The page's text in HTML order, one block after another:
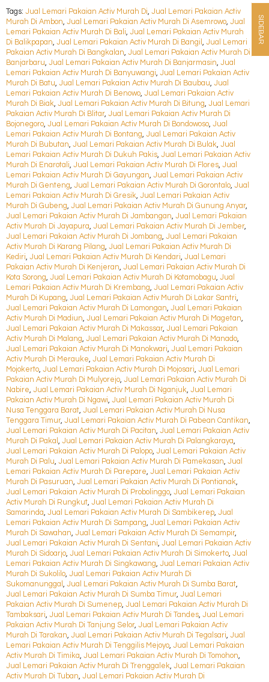
Tags: Jual Lemari Pakaian Activ Murah Di, Jual Lemari Pakaian Activ
Murah Di Ambon, Jual Lemari Pakaian Activ Murah Di Asemrowo, Jual
Lemari Pakaian Activ Murah Di Bali, Jual Lemari Pakaian Activ Murah
Di Balikpapan, Jual Lemari Pakaian Activ Murah Di Bangil , Jual Lemari
Pakaian Activ Murah Di Bangkalan, Jual Lemari Pakaian Activ Murah Di
Banjarbaru, Jual Lemari Pakaian Activ Murah Di Banjarmasin, Jual
Lemari Pakaian Activ Murah Di Banyuwangi, Jual Lemari Pakaian Activ
Murah Di Batu, Jual Lemari Pakaian Activ Murah Di Baubau, Jual
Lemari Pakaian Activ Murah Di Benowo, Jual Lemari Pakaian Activ
Murah Di Biak, Jual Lemari Pakaian Activ Murah Di Bitung, Jual Lemari
Pakaian Activ Murah Di Blitar, Jual Lemari Pakaian Activ Murah Di
Bojonegoro, Jual Lemari Pakaian Activ Murah Di Bondowoso, Jual
Lemari Pakaian Activ Murah Di Bontang, Jual Lemari Pakaian Activ
Murah Di Bubutan, Jual Lemari Pakaian Activ Murah Di Bulak, Jual
Lemari Pakaian Activ Murah Di Dukuh Pakis, Jual Lemari Pakaian Activ
Murah Di Enarotali, Jual Lemari Pakaian Activ Murah Di Flores, Jual
Lemari Pakaian Activ Murah Di Gayungan, Jual Lemari Pakaian Activ
Murah Di Genteng, Jual Lemari Pakaian Activ Murah Di Gorontalo, Jual
Lemari Pakaian Activ Murah Di Gresik, Jual Lemari Pakaian Activ
Murah Di Gubeng, Jual Lemari Pakaian Activ Murah Di Gunung Anyar,
Jual Lemari Pakaian Activ Murah Di Jambangan, Jual Lemari Pakaian
Activ Murah Di Jayapura, Jual Lemari Pakaian Activ Murah Di Jember,
Jual Lemari Pakaian Activ Murah Di Jombang, Jual Lemari Pakaian
Activ Murah Di Karang Pilang, Jual Lemari Pakaian Activ Murah Di
Kediri, Jual Lemari Pakaian Activ Murah Di Kendari, Jual Lemari
Pakaian Activ Murah Di Kenjeran, Jual Lemari Pakaian Activ Murah Di
Kota Sorong, Jual Lemari Pakaian Activ Murah Di Kotamobagu, Jual
Lemari Pakaian Activ Murah Di Krembang, Jual Lemari Pakaian Activ
Murah Di Kupang, Jual Lemari Pakaian Activ Murah Di Lakar Santri,
Jual Lemari Pakaian Activ Murah Di Lamongan, Jual Lemari Pakaian
Activ Murah Di Madiun, Jual Lemari Pakaian Activ Murah Di Magetan,
Jual Lemari Pakaian Activ Murah Di Makassar, Jual Lemari Pakaian
Activ Murah Di Malang, Jual Lemari Pakaian Activ Murah Di Manado,
Jual Lemari Pakaian Activ Murah Di Manokwari, Jual Lemari Pakaian
Activ Murah Di Merauke, Jual Lemari Pakaian Activ Murah Di
Mojokerto, Jual Lemari Pakaian Activ Murah Di Mojosari, Jual Lemari
Pakaian Activ Murah Di Mulyorejo, Jual Lemari Pakaian Activ Murah Di
Nabire, Jual Lemari Pakaian Activ Murah Di Nganjuk, Jual Lemari
Pakaian Activ Murah Di Ngawi, Jual Lemari Pakaian Activ Murah Di
Nusa Tenggara Barat, Jual Lemari Pakaian Activ Murah Di Nusa
Tenggara Timur, Jual Lemari Pakaian Activ Murah Di Pabean Cantikan,
Jual Lemari Pakaian Activ Murah Di Pacitan, Jual Lemari Pakaian Activ
Murah Di Pakal , Jual Lemari Pakaian Activ Murah Di Palangkaraya,
Jual Lemari Pakaian Activ Murah Di Palopo, Jual Lemari Pakaian Activ
Murah Di Palu, Jual Lemari Pakaian Activ Murah Di Pamekasan, Jual
Lemari Pakaian Activ Murah Di Parepare, Jual Lemari Pakaian Activ
Murah Di Pasuruan, Jual Lemari Pakaian Activ Murah Di Pontianak,
Jual Lemari Pakaian Activ Murah Di Probolinggo, Jual Lemari Pakaian
Activ Murah Di Rungkut, Jual Lemari Pakaian Activ Murah Di
Samarinda, Jual Lemari Pakaian Activ Murah Di Sambikerep, Jual
Lemari Pakaian Activ Murah Di Sampang, Jual Lemari Pakaian Activ
Murah Di Sawahan, Jual Lemari Pakaian Activ Murah Di Semampir,
Jual Lemari Pakaian Activ Murah Di Sentani, Jual Lemari Pakaian Activ
Murah Di Sidoarjo, Jual Lemari Pakaian Activ Murah Di Simokerto, Jual
Lemari Pakaian Activ Murah Di Singkawang, Jual Lemari Pakaian Activ
Murah Di Sukolilo, Jual Lemari Pakaian Activ Murah Di
Sukomanunggal , Jual Lemari Pakaian Activ Murah Di Sumba Barat,
Jual Lemari Pakaian Activ Murah Di Sumba Timur, Jual Lemari
Pakaian Activ Murah Di Sumenep, Jual Lemari Pakaian Activ Murah Di
Tambaksari, Jual Lemari Pakaian Activ Murah Di Tandes, Jual Lemari
Pakaian Activ Murah Di Tanjung Selor, Jual Lemari Pakaian Activ
Murah Di Tarakan, Jual Lemari Pakaian Activ Murah Di Tegalsari, Jual
Lemari Pakaian Activ Murah Di Tenggilis Mejoyo, Jual Lemari Pakaian
Activ Murah Di Timika, Jual Lemari Pakaian Activ Murah Di Tomohon,
Jual Lemari Pakaian Activ Murah Di Trenggalek, Jual Lemari Pakaian
Activ Murah Di Tuban, Jual Lemari Pakaian Activ Murah Di
SIDEBAR